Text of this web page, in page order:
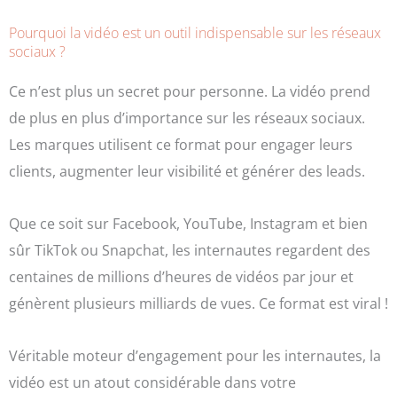
Pourquoi la vidéo est un outil indispensable sur les réseaux
sociaux ?
Ce n’est plus un secret pour personne. La vidéo prend
de plus en plus d’importance sur les réseaux sociaux.
Les marques utilisent ce format pour engager leurs
clients, augmenter leur visibilité et générer des leads.
Que ce soit sur Facebook, YouTube, Instagram et bien
sûr TikTok ou Snapchat, les internautes regardent des
centaines de millions d’heures de vidéos par jour et
génèrent plusieurs milliards de vues. Ce format est viral !
Véritable moteur d’engagement pour les internautes, la
vidéo est un atout considérable dans votre